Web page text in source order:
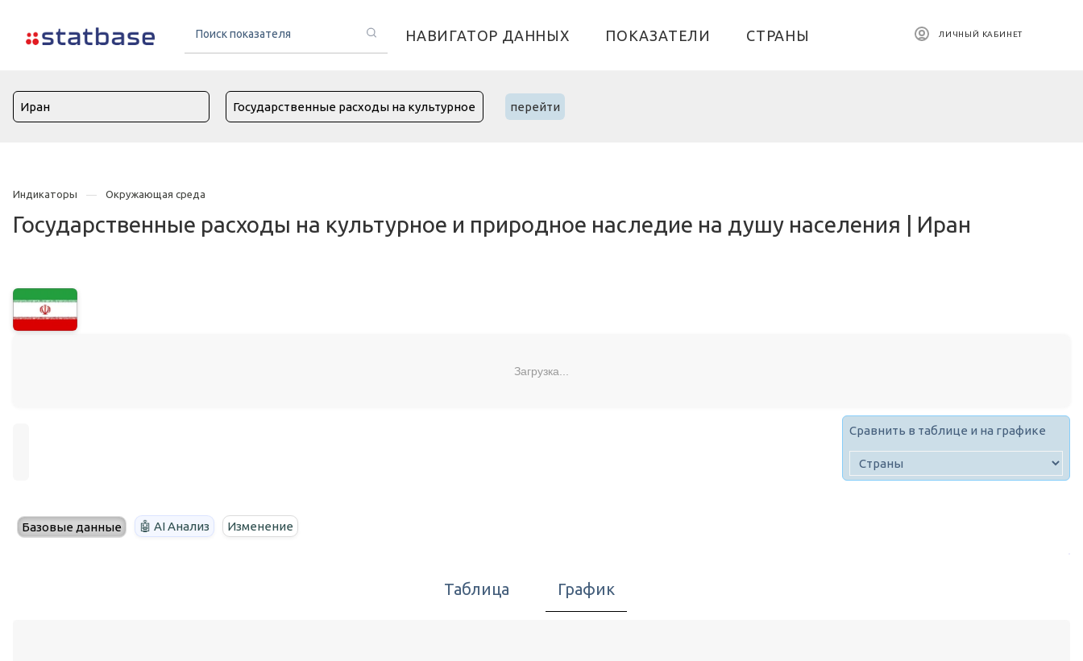
НАВИГАТОР ДАННЫХ ПОКАЗАТЕЛИ СТРАНЫ ЛИЧНЫЙ КАБИНЕТ
перейти
Индикаторы Окружающая среда
Государственные расходы на культурное и природное наследие на душу населения | Иран
Загрузка...
Сравнить в таблице и на графике
Базовые данные 🤖 AI Анализ Изменение
Таблица График